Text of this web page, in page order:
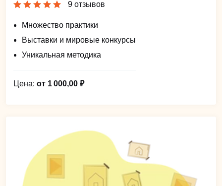
9 отзывов
Множество практики
Выставки и мировые конкурсы
Уникальная методика
Цена: от 1 000,00 ₽